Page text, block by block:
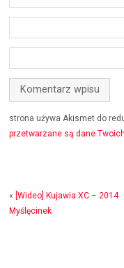
strona używa Akismet do
przetwarzane są dane
« [Wideo] Kujawia XC – 2014
Myślęcinek